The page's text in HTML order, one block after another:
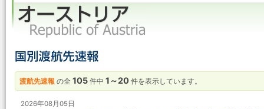
渡航先速報 の全 105 件中 1～20 件を表示しています。
2026年08月05日